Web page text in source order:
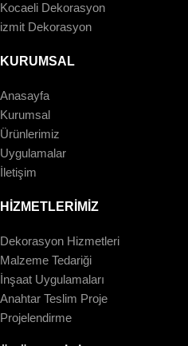
Kocaeli Dekorasyon
izmit Dekorasyon
KURUMSAL
Anasayfa
Kurumsal
Ürünlerimiz
Uygulamalar
İletişim
HİZMETLERİMİZ
Dekorasyon Hizmetleri
Malzeme Tedariği
İnşaat Uygulamaları
Anahtar Teslim Proje
Projelendirme